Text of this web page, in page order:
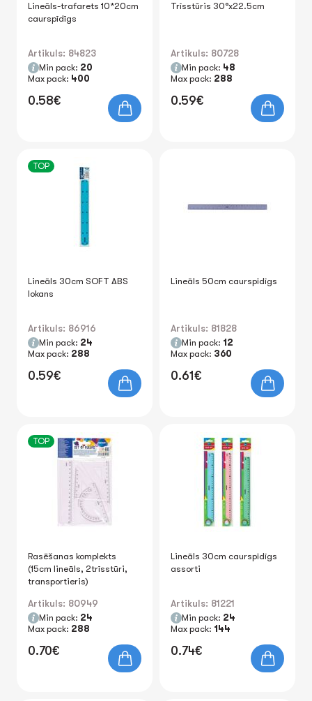
Lineāls-trafarets 10*20cm
caurspīdīgs
Artikuls: 84823
Min pack: 20
Max pack: 400
0.58€
Trīsstūris 30°x22.5cm
Artikuls: 80728
Min pack: 48
Max pack: 288
0.59€
TOP
Lineāls 30cm SOFT ABS
lokans
Artikuls: 86916
Min pack: 24
Max pack: 288
0.59€
Lineāls 50cm caurspīdīgs
Artikuls: 81828
Min pack: 12
Max pack: 360
0.61€
TOP
Rasēšanas komplekts
(15cm lineāls, 2trīsstūri,
transportieris)
Artikuls: 80949
Min pack: 24
Max pack: 288
0.70€
Lineāls 30cm caurspīdīgs
assorti
Artikuls: 81221
Min pack: 24
Max pack: 144
0.74€